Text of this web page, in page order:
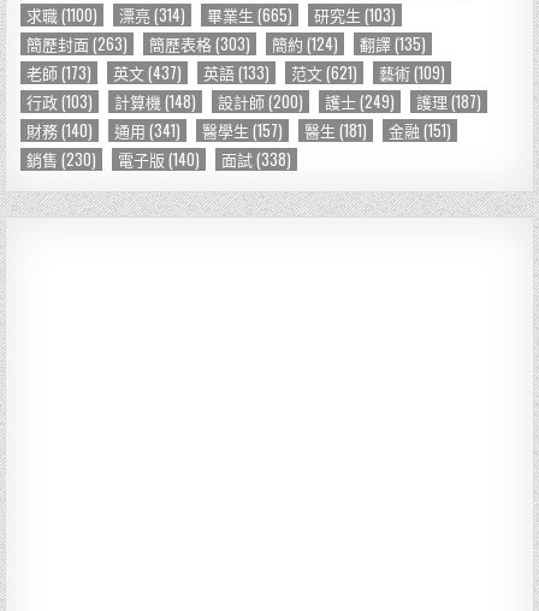
求職(1100) 漂亮 (314) 畢業生 (665) 研究生 (103)
簡歷封面(263) 簡歷表格(303) 簡約 (124) 翻譯(135)
老師(173) 英文(437) 英語(133) 范文(621) 藝術(109)
行政(103) 計算機 (148) 設計師(200) 護士(249) 護理 (187)
財務(140) 通用 (341) 醫學生 (157) 醫生 (181) 金融 (151)
銷售 (230) 電子版 (140) 面試(338)